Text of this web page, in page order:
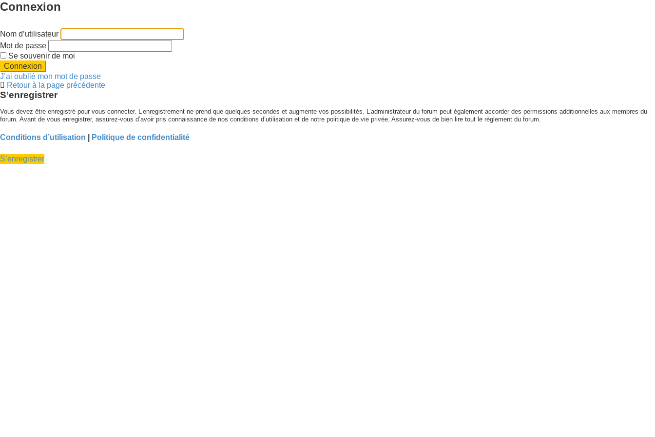
Connexion
Nom d’utilisateur
Mot de passe
Se souvenir de moi
J’ai oublié mon mot de passe
Retour à la page précédente
S’enregistrer
Vous devez être enregistré pour vous connecter. L’enregistrement ne prend que quelques secondes et augmente vos possibilités. L’administrateur du forum peut également accorder des permissions additionnelles aux membres du
forum. Avant de vous enregistrer, assurez-vous d’avoir pris connaissance de nos conditions d’utilisation et de notre politique de vie privée. Assurez-vous de bien lire tout le règlement du forum.
Conditions d’utilisation Politique de confidentialité
S’enregistrer